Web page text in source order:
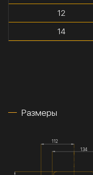
12
14
Размеры
112
134